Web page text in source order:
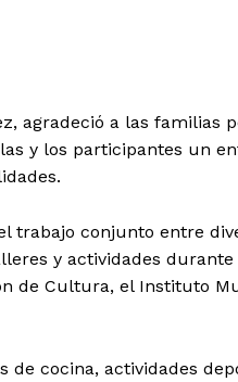
agradeció a las familias
y los participantes un
trabajo conjunto entre
y actividades
de Cultura, el Instituto
de cocina, actividades